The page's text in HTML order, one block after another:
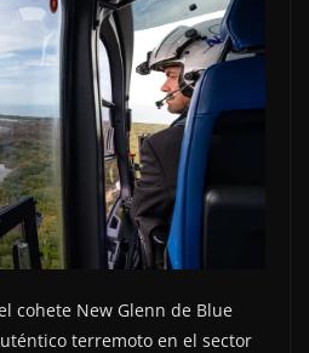
cohete New Glenn de Blue
terremoto en el sector